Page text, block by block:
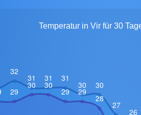
Temperatur in Vir für 30